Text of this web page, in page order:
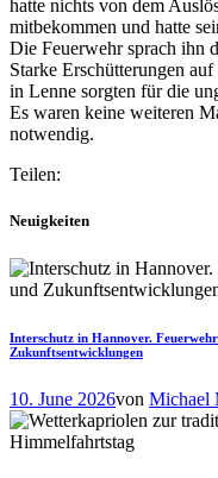
hatte nichts von dem
mitbekommen und hatte
Die Feuerwehr sprach ihn
Starke Erschütterungen
in Lenne sorgten für die
Es waren keine weiteren
notwendig.
Teilen:
Neuigkeiten
Interschutz in Hannover.
Zukunftsentwicklungen
10. June 2026von Michael